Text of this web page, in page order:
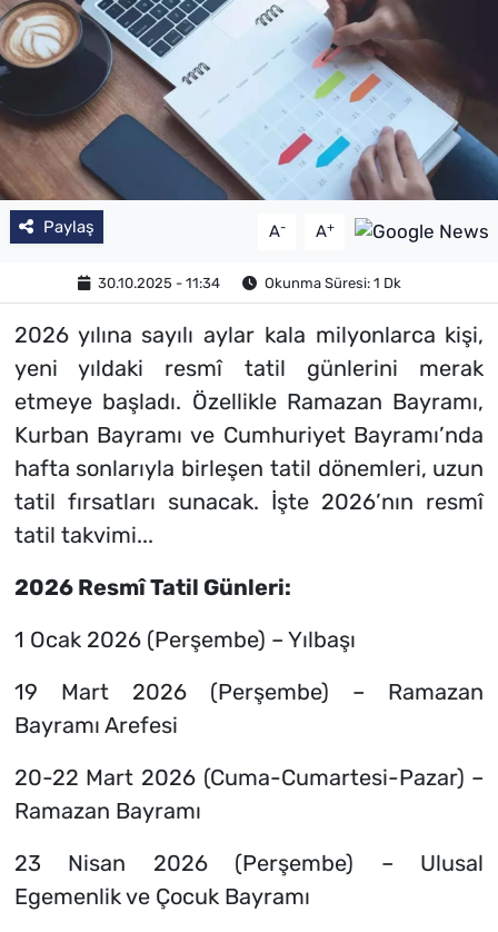
Paylaş A- A+
30.10.2025 - 11:34 Okunma Süresi: 1 Dk
2026 yılına sayılı aylar kala milyonlarca kişi,
yeni yıldaki resmî tatil günlerini merak
etmeye başladı. Özellikle Ramazan Bayramı,
Kurban Bayramı ve Cumhuriyet Bayramı’nda
hafta sonlarıyla birleşen tatil dönemleri, uzun
tatil fırsatları sunacak. İşte 2026’nın resmî
tatil takvimi...
2026 Resmî Tatil Günleri:
1 Ocak 2026 (Perşembe) – Yılbaşı
19 Mart 2026 (Perşembe) – Ramazan
Bayramı Arefesi
20-22 Mart 2026 (Cuma-Cumartesi-Pazar) –
Ramazan Bayramı
23 Nisan 2026 (Perşembe) – Ulusal
Egemenlik ve Çocuk Bayramı